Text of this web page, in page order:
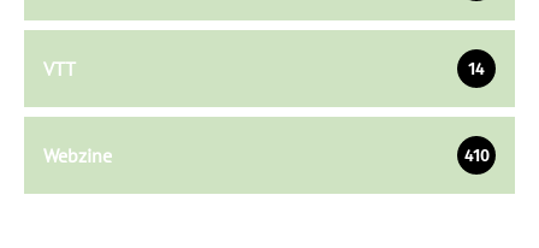
VTT 14
Webzine 410